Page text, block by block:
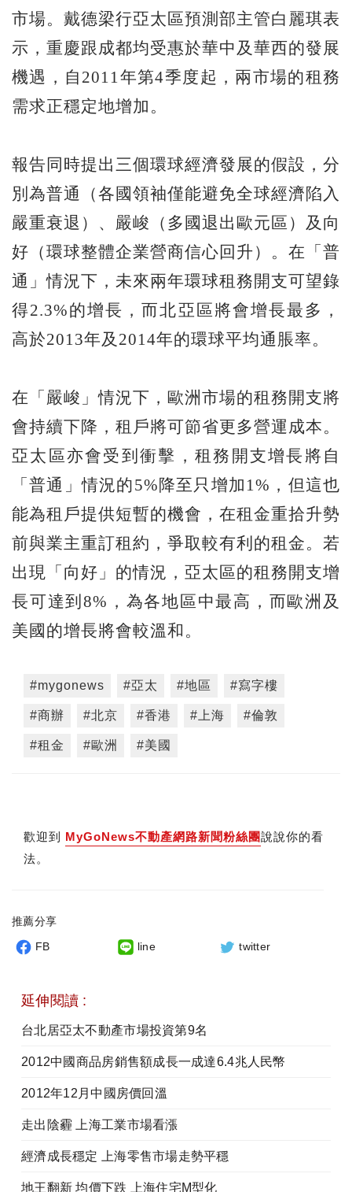
市場。戴德梁行亞太區預測部主管白麗琪表
示，重慶跟成都均受惠於華中及華西的發展
機遇，自2011年第4季度起，兩市場的租務
需求正穩定地增加。
報告同時提出三個環球經濟發展的假設，分
別為普通（各國領袖僅能避免全球經濟陷入
嚴重衰退）、嚴峻（多國退出歐元區）及向
好（環球整體企業營商信心回升）。在「普
通」情況下，未來兩年環球租務開支可望錄
得2.3%的增長，而北亞區將會增長最多，
高於2013年及2014年的環球平均通脹率。
在「嚴峻」情況下，歐洲市場的租務開支將
會持續下降，租戶將可節省更多營運成本。
亞太區亦會受到衝擊，租務開支增長將自
「普通」情況的5%降至只增加1%，但這也
能為租戶提供短暫的機會，在租金重拾升勢
前與業主重訂租約，爭取較有利的租金。若
出現「向好」的情況，亞太區的租務開支增
長可達到8%，為各地區中最高，而歐洲及
美國的增長將會較溫和。
#mygonews #亞太 #地區 #寫字樓
#商辦 #北京 #香港 #上海 #倫敦
#租金 #歐洲 #美國
歡迎到 MyGoNews不動產網路新聞粉絲團說說你的看
法。
推薦分享
FB line twitter
延伸閱讀 :
台北居亞太不動產市場投資第9名
2012中國商品房銷售額成長一成達6.4兆人民幣
2012年12月中國房價回溫
走出陰霾 上海工業市場看漲
經濟成長穩定 上海零售市場走勢平穩
地王翻新 均價下跌 上海住宅M型化